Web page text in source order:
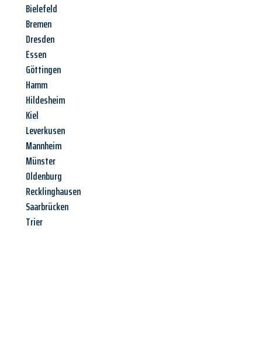
Bielefeld
Bremen
Dresden
Essen
Göttingen
Hamm
Hildesheim
Kiel
Leverkusen
Mannheim
Münster
Oldenburg
Recklinghausen
Saarbrücken
Trier